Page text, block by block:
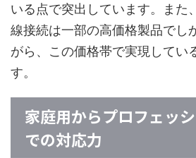
いる点で突出しています。また
線接続は一部の高価格製品でし
がら、この価格帯で実現してい
す。
家庭用からプロフェッ
での対応力